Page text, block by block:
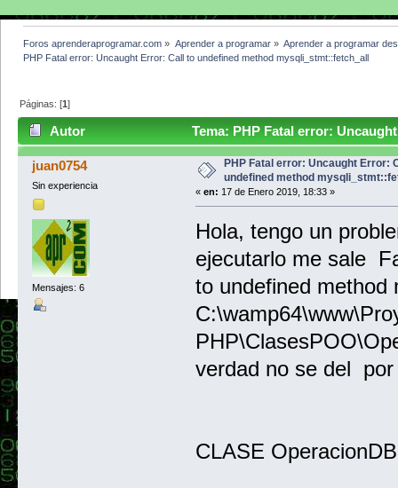
Foros aprenderaprogramar.com » Aprender a programar» Aprender a programar
PHP Fatal error: Uncaught Error: Call to undefined method mysqli_stmt::fetch_all
Páginas: [1]
Autor
Tema: PHP Fatal error:
mysqli_stmt::fetch_all (Leído 4765 veces)
juan0754
Sin experiencia
Mensajes: 6
PHP Fatal error: Uncaught Error:
undefined method
« en: 17 de Enero 2019, 18:33 »
Hola, tengo un
ejecutarlo me sale
to undefined method
verdad no se del por
CLASE OperacionDB